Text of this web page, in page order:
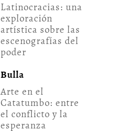
Latinocracias: una
exploración
artística sobre las
escenografías del
poder
Bulla
Arte en el
Catatumbo: entre
el conflicto y la
esperanza